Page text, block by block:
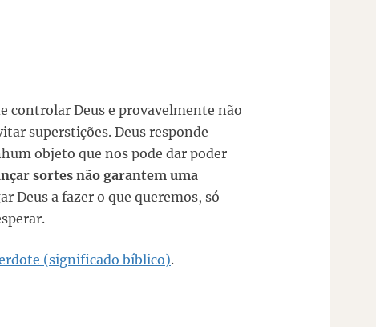
controlar Deus e provavelmente não
superstições. Deus responde
objeto que nos pode dar poder
sortes não garantem uma
Deus a fazer o que queremos, só
(significado bíblico).